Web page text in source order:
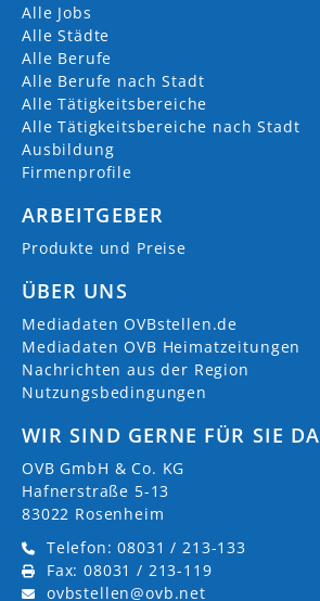
Alle Jobs
Alle Städte
Alle Berufe
Alle Berufe nach Stadt
Alle Tätigkeitsbereiche
Alle Tätigkeitsbereiche nach Stadt
Ausbildung
Firmenprofile
ARBEITGEBER
Produkte und Preise
ÜBER UNS
Mediadaten OVBstellen.de
Mediadaten OVB Heimatzeitungen
Nachrichten aus der Region
Nutzungsbedingungen
WIR SIND GERNE FÜR SIE DA
OVB GmbH & Co. KG
Hafnerstraße 5-13
83022 Rosenheim
Telefon: 08031 / 213-133
Fax: 08031 / 213-119
ovbstellen@ovb.net